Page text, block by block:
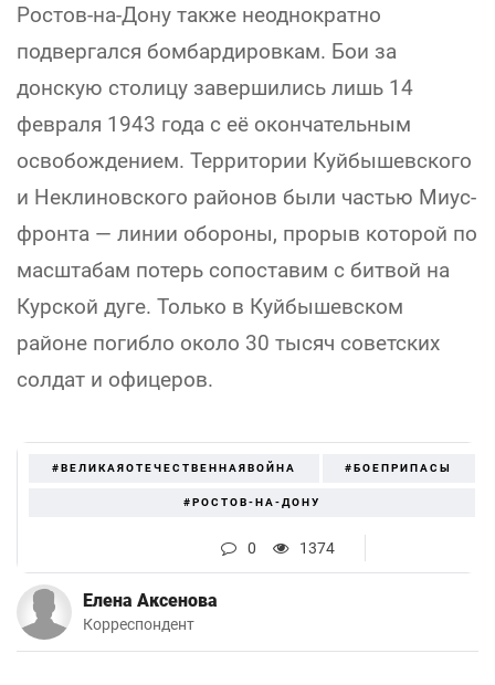
Ростов-на-Дону также неоднократно
подвергался бомбардировкам. Бои за
донскую столицу завершились лишь 14
февраля 1943 года с её окончательным
освобождением. Территории Куйбышевского
и Неклиновского районов были частью Миус-
фронта — линии обороны, прорыв которой по
масштабам потерь сопоставим с битвой на
Курской дуге. Только в Куйбышевском
районе погибло около 30 тысяч советских
солдат и офицеров.
#ВЕЛИКАЯОТЕЧЕСТВЕННАЯВОЙНА #БОЕПРИПАСЫ
#РОСТОВ-НА-ДОНУ
0 1374
Елена Аксенова
Корреспондент